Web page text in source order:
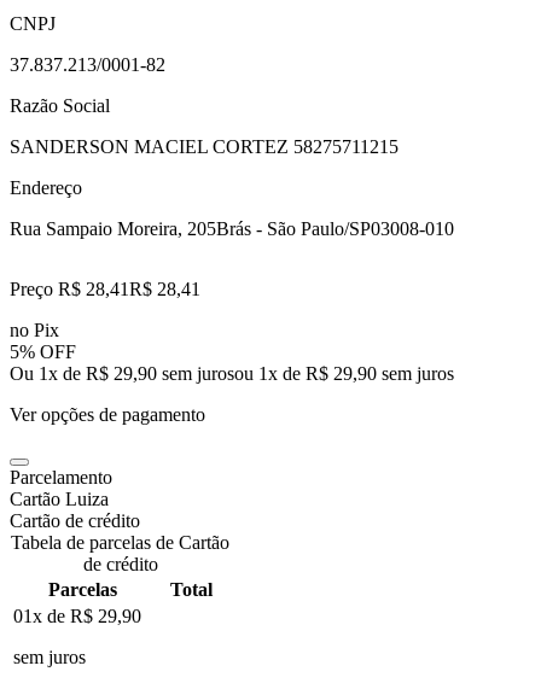
CNPJ
37.837.213/0001-82
Razão Social
SANDERSON MACIEL CORTEZ 58275711215
Endereço
Rua Sampaio Moreira, 205Brás - São Paulo/SP03008-010
Preço R$ 28,41R$ 28,41
no Pix
5% OFF
Ou 1x de R$ 29,90 sem jurosou 1x de R$ 29,90 sem juros
Ver opções de pagamento
Parcelamento
Cartão Luiza
Cartão de crédito
Tabela de parcelas de Cartão
de crédito
Parcelas
Total
01x de R$ 29,90
sem juros